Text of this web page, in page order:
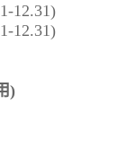
12.31)
12.31)
)